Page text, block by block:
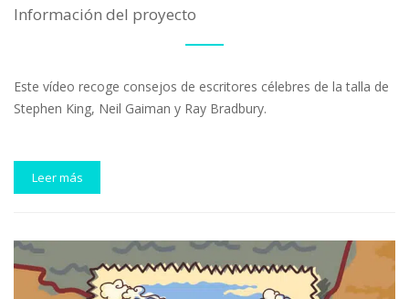
Información del proyecto
Este vídeo recoge consejos de escritores célebres de la talla de
Stephen King, Neil Gaiman y Ray Bradbury.
Leer más